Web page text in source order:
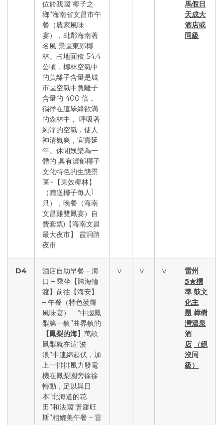
位於我國“椰子之
鄉”海南省文昌市午
餐（農家風味
宴），毗鄰海南著
名風 景區東郊椰
林。占地面積 54.4
公頃，椰林空氣中
的負離子含量是城
市區空氣中負離子
含量的 400 倍，
徜徉在這翠綠欲滴
的森林中， 呼吸著
純淨的空氣，使人
神清氣爽，宜壽延
年。休閒娛樂為一
體的 具有濃郁椰子
文化特色的生態景
區~【東效椰林】
（赠送椰子每人1
只），晚餐（海南
文昌雞雙鳳宴）自
費套票)【海南文昌
最大夜市】 霞洞路
夜市.
馬假日
天成大
酒店或
同級
D4
酒店自助早餐 – 海
口 – 乘坐【跨海輪
渡】前往【海安】
– 午餐（特色菠蘿
風味宴） – “中國鳳
梨第一鎮”曲界鎮的
【鳳梨的海】 萬畝
鳳梨就在這“波
浪”中連綿起伏，加
上一排排風力發電
機在鳳梨園旁徐徐
轉動，足以與日
本“北海道的花
田”和法國“普羅旺
斯”相媲美午餐 – 雷
v v v
雷州
5★標
準 鼓文
化主
題 樟樹
灣溫泉
酒
店
（絕
沒同
級）